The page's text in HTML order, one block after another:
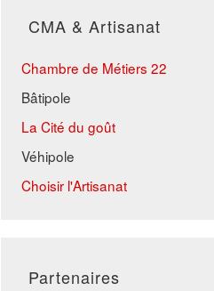
CMA & Artisanat
Chambre de Métiers 22
Bâtipole
La Cité du goût
Véhipole
Choisir l'Artisanat
Partenaires